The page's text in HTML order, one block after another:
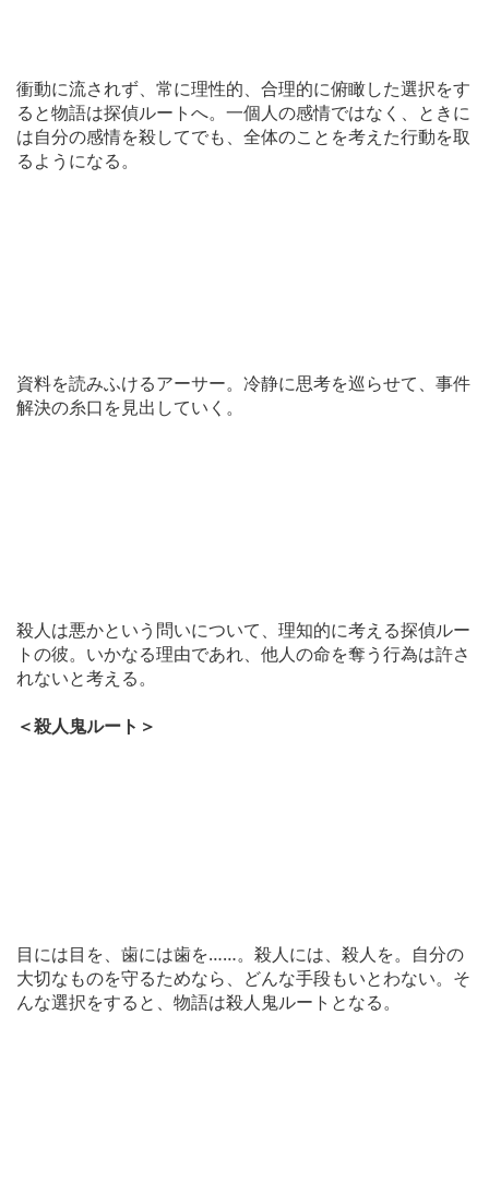
衝動に流されず、常に理性的、合理的に俯瞰した選択をす
ると物語は探偵ルートへ。一個人の感情ではなく、ときに
は自分の感情を殺してでも、全体のことを考えた行動を取
るようになる。
資料を読みふけるアーサー。冷静に思考を巡らせて、事件
解決の糸口を見出していく。
殺人は悪かという問いについて、理知的に考える探偵ルー
トの彼。いかなる理由であれ、他人の命を奪う行為は許さ
れないと考える。
＜殺人鬼ルート＞
目には目を、歯には歯を……。殺人には、殺人を。自分の
大切なものを守るためなら、どんな手段もいとわない。そ
んな選択をすると、物語は殺人鬼ルートとなる。